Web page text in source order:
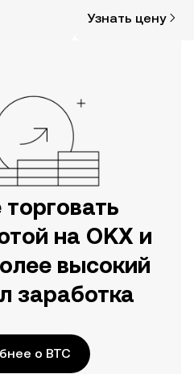
сообществе,
Узнать цену
на OKX и
высокий
заработка
о BTC